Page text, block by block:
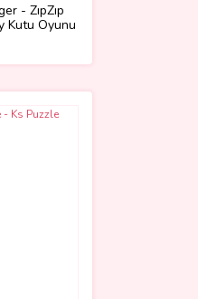
- ZıpZıp
Kutu Oyunu